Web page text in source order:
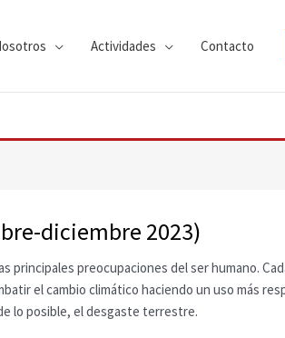
Actividades Contacto
diciembre 2023)
principales preocupaciones del ser humano.
el cambio climático haciendo un uso más
lo posible, el desgaste terrestre.